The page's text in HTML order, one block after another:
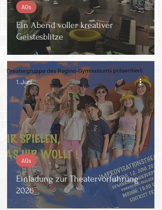
Ein Abend voller kreativer
Geistesblitze
AGs
Einladung zur Theatervorführung
2026
AGs
1. Juni